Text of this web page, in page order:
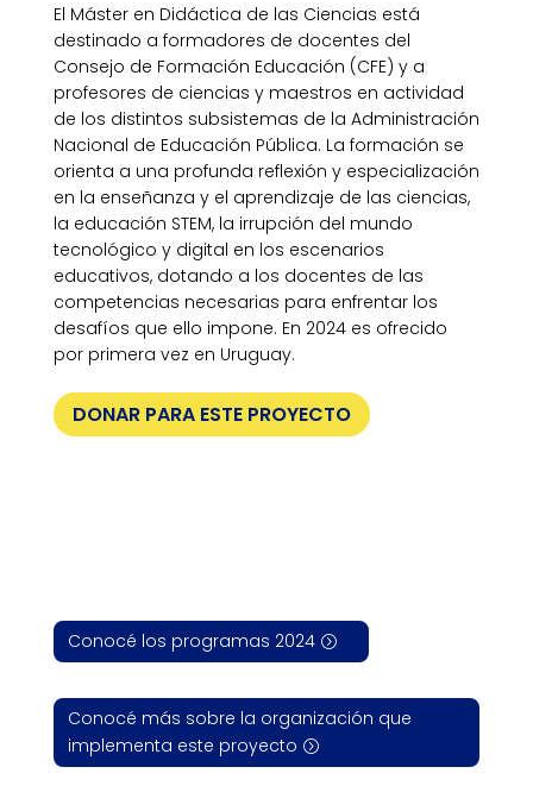
El Máster en Didáctica de las Ciencias está
destinado a formadores de docentes del
Consejo de Formación Educación (CFE) y a
profesores de ciencias y maestros en actividad
de los distintos subsistemas de la Administración
Nacional de Educación Pública. La formación se
orienta a una profunda reflexión y especialización
en la enseñanza y el aprendizaje de las ciencias,
la educación STEM, la irrupción del mundo
tecnológico y digital en los escenarios
educativos, dotando a los docentes de las
competencias necesarias para enfrentar los
desafíos que ello impone. En 2024 es ofrecido
por primera vez en Uruguay.
DONAR PARA ESTE PROYECTO
Conocé los programas 2024
Conocé más sobre la organización que
implementa este proyecto